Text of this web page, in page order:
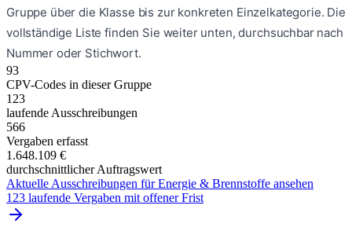
Gruppe über die Klasse bis zur konkreten Einzelkategorie. Die
vollständige Liste finden Sie weiter unten, durchsuchbar nach
Nummer oder Stichwort.
93
CPV-Codes in dieser Gruppe
123
laufende Ausschreibungen
566
Vergaben erfasst
1.648.109 €
durchschnittlicher Auftragswert
Aktuelle Ausschreibungen fürEnergie & Brennstoffe ansehen
123 laufende Vergaben mit offener Frist